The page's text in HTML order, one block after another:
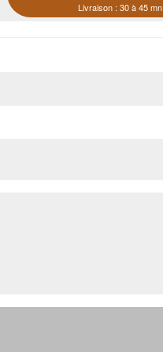
Livraison : 30 à 45 mn